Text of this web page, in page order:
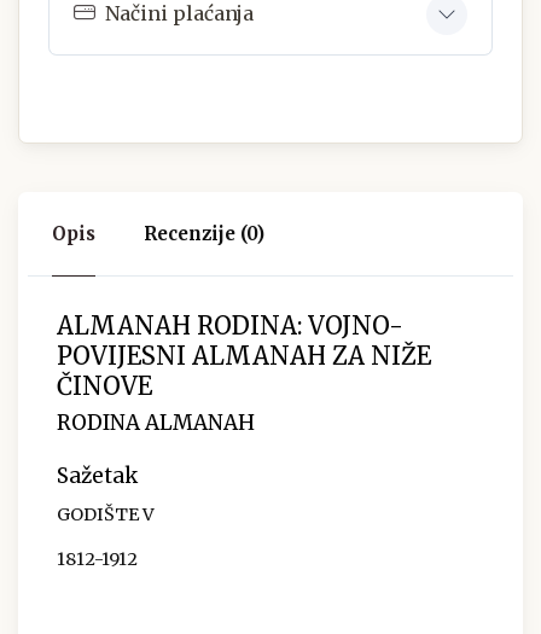
Načini plaćanja
Opis Recenzije (0)
ALMANAH RODINA: VOJNO-
POVIJESNI ALMANAH ZA NIŽE
ČINOVE
RODINA ALMANAH
Sažetak
GODIŠTE V
1812-1912